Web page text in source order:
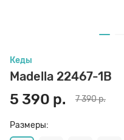
Кеды
Madella 22467-1B
5 390 р. 7 390 р.
Размеры:
8 den
Полустельки
Пропитка